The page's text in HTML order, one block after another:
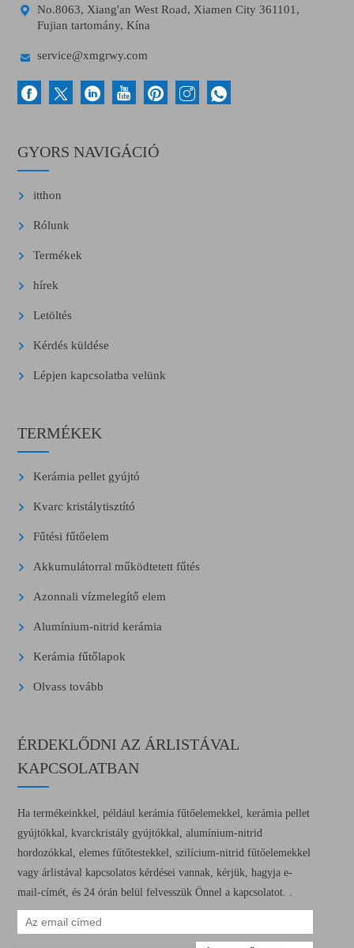

No.8063, Xiang'an West Road, Xiamen City 361101,
Fujian tartomány, Kína
 service@xmgrwy.com
GYORS NAVIGÁCIÓ
itthon
Rólunk
Termékek
hírek
Letöltés
Kérdés küldése
Lépjen kapcsolatba velünk
TERMÉKEK
Kerámia pellet gyújtó
Kvarc kristálytisztító
Fűtési fűtőelem
Akkumulátorral működtetett fűtés
Azonnali vízmelegítő elem
Alumínium-nitrid kerámia
Kerámia fűtőlapok
Olvass tovább
ÉRDEKLŐDNI AZ ÁRLISTÁVAL
KAPCSOLATBAN
Ha termékeinkkel, például kerámia fűtőelemekkel, kerámia pellet
gyújtókkal, kvarckristály gyújtókkal, alumínium-nitrid
hordozókkal, elemes fűtőtestekkel, szilícium-nitrid fűtőelemekkel
vagy árlistával kapcsolatos kérdései vannak, kérjük, hagyja e-
mail-címét, és 24 órán belül felvesszük Önnel a kapcsolatot. .